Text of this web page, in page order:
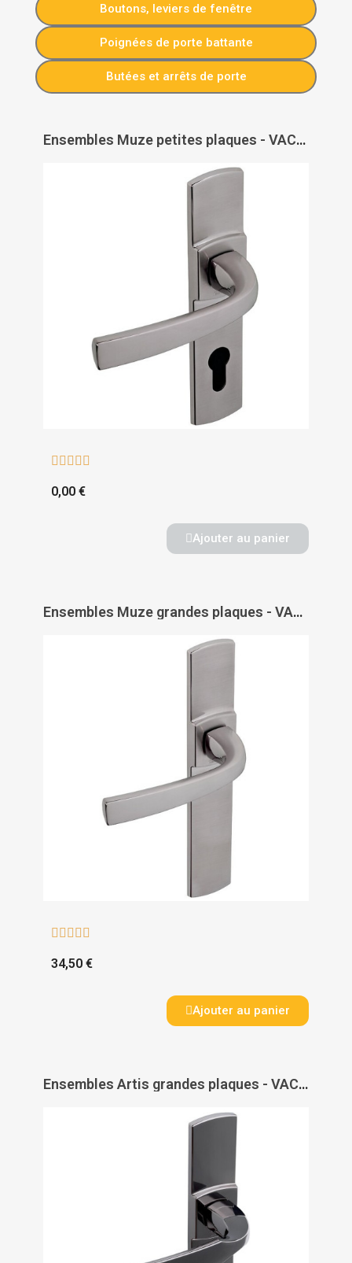
Boutons, leviers de fenêtre
Poignées de porte battante
Butées et arrêts de porte
Ensembles Muze petites plaques - VACHETTE ASSA ABLOY
    
0,00 €
Ajouter au panier
Ensembles Muze grandes plaques - VACHETTE ASSA ABLOY
    
34,50 €
Ajouter au panier
Ensembles Artis grandes plaques - VACHETTE ASSA ABLOY